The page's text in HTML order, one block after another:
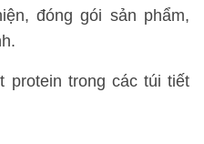
đóng gói sản phẩm,
protein trong các túi tiết